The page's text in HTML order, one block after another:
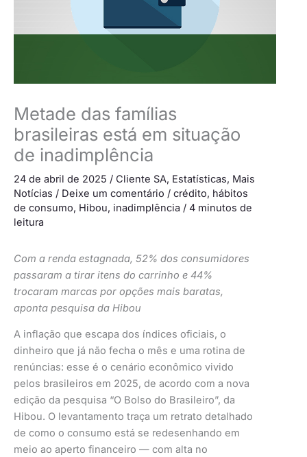
Metade das famílias
brasileiras está em situação
de inadimplência
24 de abril de 2025 / Cliente SA, Estatísticas, Mais
Notícias / Deixe um comentário / crédito, hábitos
de consumo, Hibou, inadimplência / 4 minutos de
leitura
Com a renda estagnada, 52% dos consumidores
passaram a tirar itens do carrinho e 44%
trocaram marcas por opções mais baratas,
aponta pesquisa da Hibou
A inflação que escapa dos índices oficiais, o
dinheiro que já não fecha o mês e uma rotina de
renúncias: esse é o cenário econômico vivido
pelos brasileiros em 2025, de acordo com a nova
edição da pesquisa “O Bolso do Brasileiro”, da
Hibou. O levantamento traça um retrato detalhado
de como o consumo está se redesenhando em
meio ao aperto financeiro — com alta no